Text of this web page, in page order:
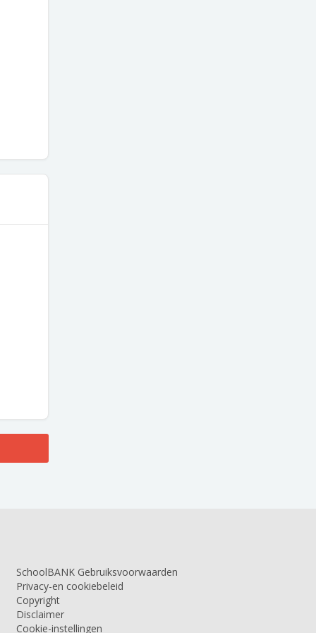
SchoolBANK Gebruiksvoorwaarden
Privacy-en cookiebeleid
Copyright
Disclaimer
Cookie-instellingen